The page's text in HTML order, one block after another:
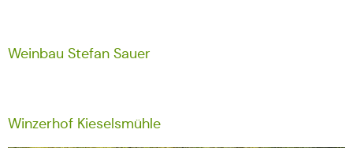
Weinbau Stefan Sauer
Winzerhof Kieselsmühle